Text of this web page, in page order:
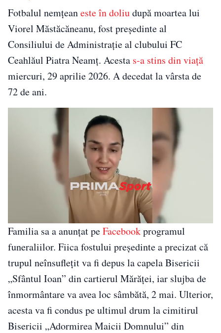
Fotbalul nemțeaneste în doliudupă moartea lui
Viorel Măstăcăneanu, fost președinte al
Consiliului de Administrație al clubului FC
Ceahlăul Piatra Neamț. Acesta s-a stins din viață
miercuri, 29 aprilie 2026. A decedat la vârsta de
72 de ani.
Familia sa a anunțat peFacebookprogramul
funeraliilor. Fiica fostului președinte a precizat că
trupul neînsuflețit va fi depus la capela Bisericii
„Sfântul Ioan” din cartierul Mărăței, iar slujba de
înmormântare va avea loc sâmbătă, 2 mai. Ulterior,
acesta va fi condus pe ultimul drum la cimitirul
Bisericii „Adormirea Maicii Domnului” din